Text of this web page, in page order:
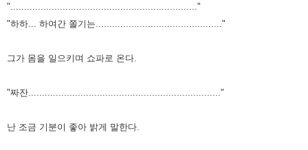
"...................................................................."
"하하... 하여간 쫄기는.............................................."
그가 몸을 일으키며 쇼파로 온다.
"짜잔......................................................................"
난 조금 기분이 좋아 밝게 말한다.